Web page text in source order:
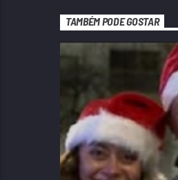
TAMBÉM PODE GOSTAR